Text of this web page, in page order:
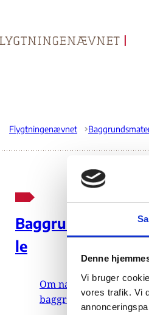
Denne
Vi bruger
vores trafik. Vi
forsiden
Flygtningenævnet
Baggrundsmateria
le
Om nævnets
baggrundsmateriale